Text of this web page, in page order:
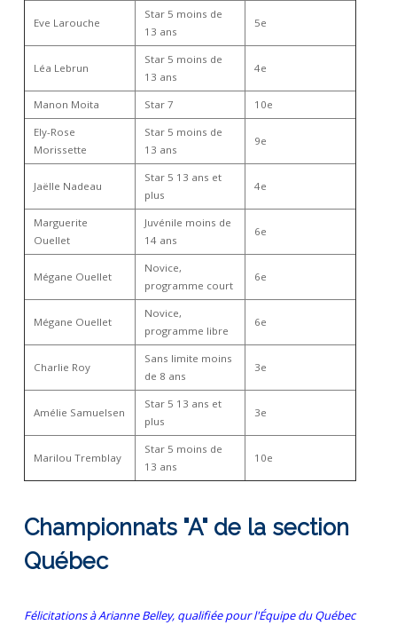
Eve Larouche
Star 5 moins de
13 ans
5e
Léa Lebrun
Star 5 moins de
13 ans
4e
Manon Moita Star 7 10e
Ely-Rose
Morissette
Star 5 moins de
13 ans
9e
Jaëlle Nadeau
Star 5 13 ans et
plus
4e
Marguerite
Ouellet
Juvénile moins de
14 ans
6e
Mégane Ouellet
Novice,
programme court
6e
Mégane Ouellet
Novice,
programme libre
6e
Charlie Roy
Sans limite moins
de 8 ans
3e
Amélie Samuelsen
Star 5 13 ans et
plus
3e
Marilou Tremblay
Star 5 moins de
13 ans
10e
Championnats "A" de la section
Québec
Félicitations à Arianne Belley, qualifiée pour l'Équipe du Québec